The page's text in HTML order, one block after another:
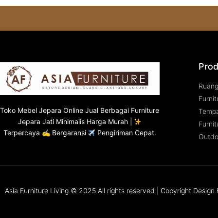
Toko Mebel Jepara Online Jual Berbagai Furniture
Jepara Jati Minimalis Harga Murah |
Terpercaya ✍ Bergaransi
Pengiriman Cepat.
Asia Furniture Living © 2025 All rights reserved | Copyright Design